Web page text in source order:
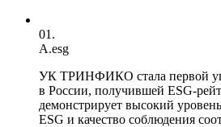
01.
A.esg
УК ТРИНФИКО стала первой
в России, получившей ESG-
демонстрирует высокий
ESG и качество соблюдения